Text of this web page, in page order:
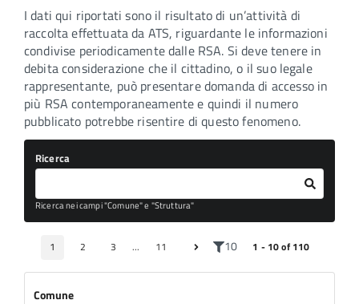
I dati qui riportati sono il risultato di un’attività di
raccolta effettuata da ATS, riguardante le informazioni
condivise periodicamente dalle RSA. Si deve tenere in
debita considerazione che il cittadino, o il suo legale
rappresentante, può presentare domanda di accesso in
più RSA contemporaneamente e quindi il numero
pubblicato potrebbe risentire di questo fenomeno.
Ricerca
Ricerca nei campi "Comune" e "Struttura"
1 2 3 ... 11 10 1 - 10 of 110
Comune